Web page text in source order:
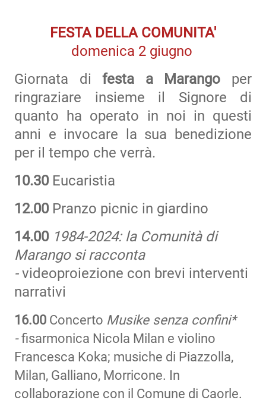
FESTA DELLA COMUNITA'
domenica 2 giugno
Giornata difesta a Marango per
ringraziare insieme il Signore di
quanto ha operato in noi in questi
anni e invocare la sua benedizione
per il tempo che verrà.
10.30 Eucaristia
12.00 Pranzo picnic in giardino
14.00 1984-2024: la Comunità di
Marango si racconta
-videoproiezione con brevi interventi
narrativi
16.00 Concerto Musike senza confini*
-fisarmonica Nicola Milan e violino
Francesca Koka; musiche di Piazzolla,
Milan, Galliano, Morricone. In
collaborazione con il Comune di Caorle.